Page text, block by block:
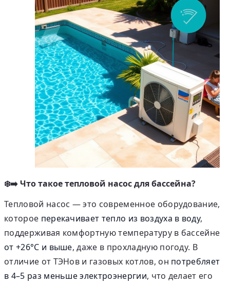
❄️➡️ Что такое тепловой насос для бассейна?
Тепловой насос — это современное оборудование,
которое перекачивает тепло из воздуха в воду,
поддерживая комфортную температуру в бассейне
от +26°C и выше, даже в прохладную погоду. В
отличие от ТЭНов и газовых котлов, он потребляет
в 4–5 раз меньше электроэнергии, что делает его